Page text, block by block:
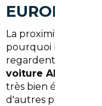
EUROPE
La proximité de la
pourquoi
regardent du côté
voiture Allemagne
très bien équipées
d'autres pays